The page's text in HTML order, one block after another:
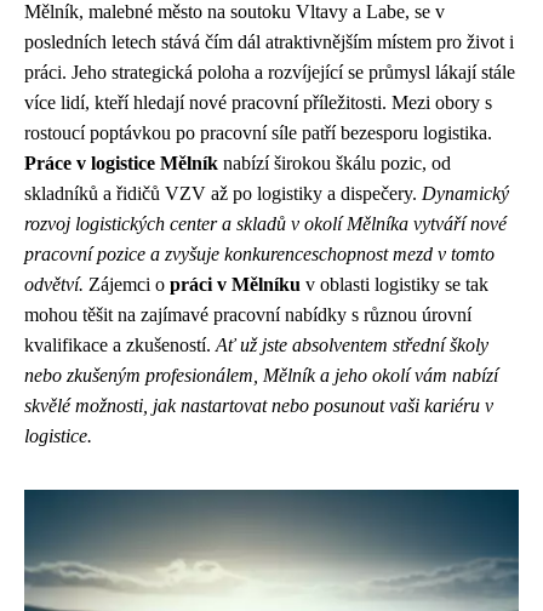
Mělník, malebné město na soutoku Vltavy a Labe, se v
posledních letech stává čím dál atraktivnějším místem pro život i
práci. Jeho strategická poloha a rozvíjející se průmysl lákají stále
více lidí, kteří hledají nové pracovní příležitosti. Mezi obory s
rostoucí poptávkou po pracovní síle patří bezesporu logistika.
Práce v logistice Mělník nabízí širokou škálu pozic, od
skladníků a řidičů VZV až po logistiky a dispečery. Dynamický
rozvoj logistických center a skladů v okolí Mělníka vytváří nové
pracovní pozice a zvyšuje konkurenceschopnost mezd v tomto
odvětví. Zájemci o práci v Mělníku v oblasti logistiky se tak
mohou těšit na zajímavé pracovní nabídky s různou úrovní
kvalifikace a zkušeností. Ať už jste absolventem střední školy
nebo zkušeným profesionálem, Mělník a jeho okolí vám nabízí
skvělé možnosti, jak nastartovat nebo posunout vaši kariéru v
logistice.